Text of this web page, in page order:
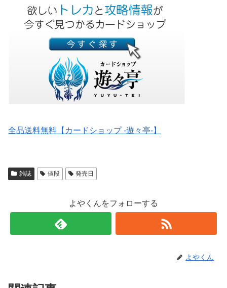
全品送料無料【カードショップ -遊々亭-】
雑誌 値段 発売日
よやくんをフォローする
よやくん